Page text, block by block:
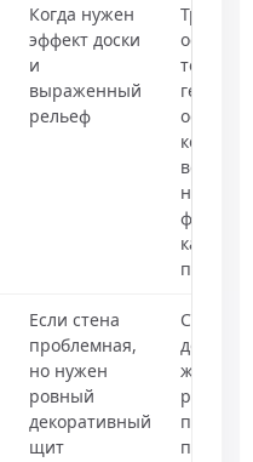
Когда нужен
эффект доски
и
выраженный
рельеф
точная
веса и
каждой
планки
Если стена
проблемная,
но нужен
ровный
декоративный
щит
Сначала
делают
ровную
потом